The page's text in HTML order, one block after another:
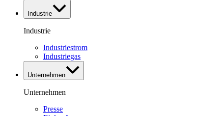
Industrie
Industrie
Industriestrom
Industriegas
Unternehmen
Unternehmen
Presse